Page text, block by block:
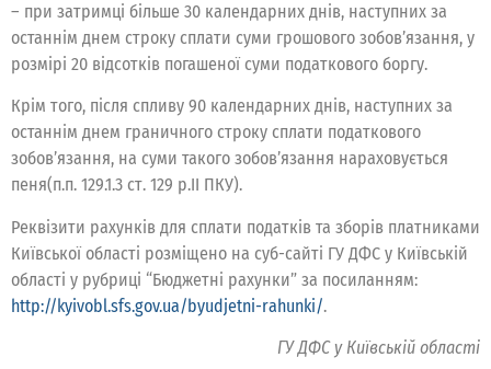
– при затримці більше 30 календарних днів, наступних за
останнім днем строку сплати суми грошового зобов’язання, у
розмірі 20 відсотків погашеної суми податкового боргу.
Крім того, після спливу 90 календарних днів, наступних за
останнім днем граничного строку сплати податкового
зобов’язання, на суми такого зобов’язання нараховується
пеня(п.п. 129.1.3 ст. 129 р.ІІ ПКУ).
Реквізити рахунків для сплати податків та зборів платниками
Київської області розміщено на суб-сайті ГУ ДФС у Київській
області у рубриці “Бюджетні рахунки” за посиланням:
http://kyivobl.sfs.gov.ua/byudjetni-rahunki/.
ГУ ДФС у Київській області